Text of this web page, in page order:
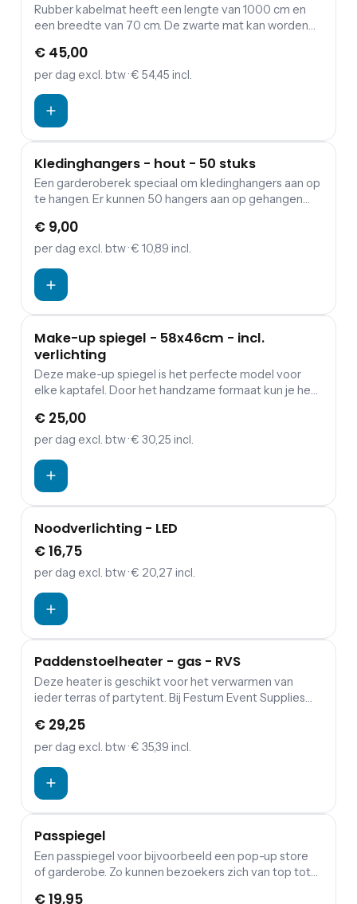
Rubber kabelmat heeft een lengte van 1000 cm en
een breedte van 70 cm. De zwarte mat kan worden
kabelmat voor jouw evenement te huren is de kans
op struikelen ver kabels bijvoorbeeld een stuk minder
€ 45,00
per dag excl. btw· € 54,45 incl.
Kledinghangers - hout - 50 stuks
Een garderoberek speciaal om kledinghangers aan op
te hangen. Er kunnen 50 hangers aan op gehangen
€ 9,00
per dag excl. btw· € 10,89 incl.
Make-up spiegel - 58x46cm - incl.
verlichting
Deze make-up spiegel is het perfecte model voor
elke kaptafel. Door het handzame formaat kun je het
tussen je make up als de ultieme accessoire.
€ 25,00
per dag excl. btw· € 30,25 incl.
Noodverlichting - LED
€ 16,75
per dag excl. btw· € 20,27 incl.
Paddenstoelheater - gas - RVS
Deze heater is geschikt voor het verwarmen van
ieder terras of partytent. Bij Festum Event Supplies
flame gas zwart Heater op statief 9,2kw Heater
elektrisch 2000w
€ 29,25
per dag excl. btw· € 35,39 incl.
Passpiegel
Een passpiegel voor bijvoorbeeld een pop-up store
of garderobe. Zo kunnen bezoekers zich van top tot
€ 19,95